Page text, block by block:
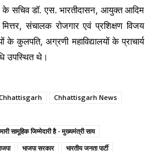
के सचिव डॉ. एस. भारतीदासन, आयुक्त आदिम
संचालक रोजगार एवं प्रशिक्षण विजय
के कुलपति, अग्रणी महाविद्यालयों के प्राचार्य
उपस्थित थे।
Chhattisgarh News
सामूहिक जिम्मेदारी है - मुख्यमंत्री साय
भाजपा सरकार
भारतीय जनता पार्टी